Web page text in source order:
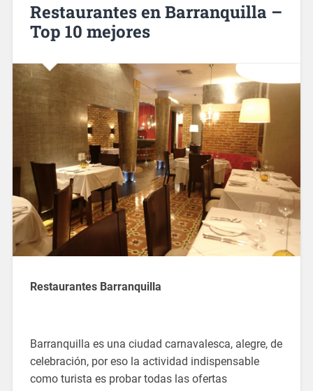
Restaurantes en Barranquilla –
Top 10 mejores
Restaurantes Barranquilla
Barranquilla es una ciudad carnavalesca, alegre, de
celebración, por eso la actividad indispensable
como turista es probar todas las ofertas